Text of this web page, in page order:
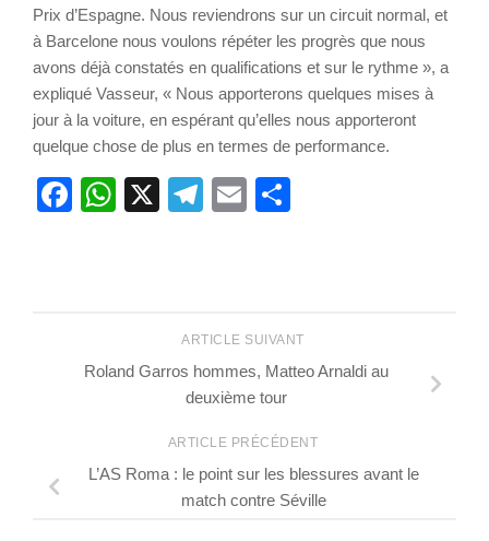
Prix d’Espagne. Nous reviendrons sur un circuit normal, et
à Barcelone nous voulons répéter les progrès que nous
avons déjà constatés en qualifications et sur le rythme », a
expliqué Vasseur, « Nous apporterons quelques mises à
jour à la voiture, en espérant qu’elles nous apporteront
quelque chose de plus en termes de performance.
Facebook
WhatsApp
X Telegram
Email
ARTICLE SUIVANT
Roland Garros hommes, Matteo Arnaldi au
deuxième tour
ARTICLE PRÉCÉDENT
L’AS Roma : le point sur les blessures avant le
match contre Séville